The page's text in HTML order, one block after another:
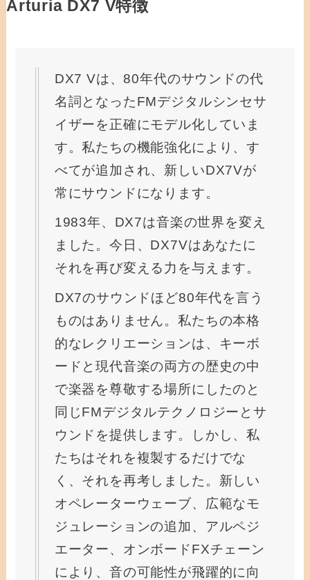
Arturia DX7 V特徴
DX7 Vは、80年代のサウンドの代
名詞となったFMデジタルシンセサ
イザーを正確にモデル化していま
す。私たちの機能強化により、す
べてが追加され、新しいDX7Vが
常にサウンドになります。
1983年、DX7は音楽の世界を変え
ました。今日、DX7Vはあなたに
それを再び変える力を与えます。
DX7のサウンドほど80年代を言う
ものはありません。私たちの本格
的なレクリエーションは、キーボ
ードと現代音楽の両方の歴史の中
で楽器を尊敬する場所にしたのと
同じFMデジタルテクノロジーとサ
ウンドを提供します。しかし、私
たちはそれを複製するだけでな
く、それを再考しました。新しい
オペレーターウェーブ、広範なモ
ジュレーションの追加、アルペジ
エーター、オンボードFXチェーン
により、音の可能性が飛躍的に向